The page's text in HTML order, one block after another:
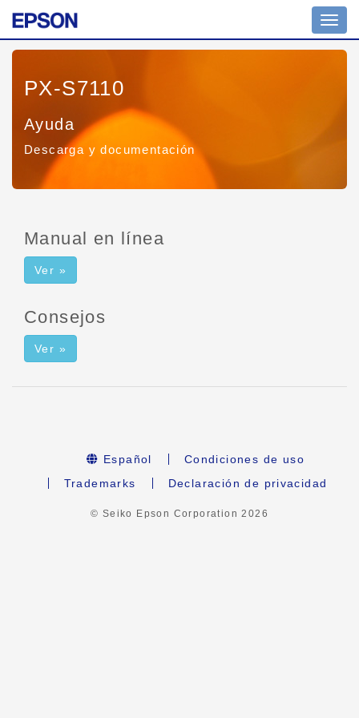
PX-S7110
Ayuda
Descarga y documentación
Manual en línea
Ver »
Consejos
Ver »
Español
Condiciones de uso
Trademarks
Declaración de privacidad
© Seiko Epson Corporation2026